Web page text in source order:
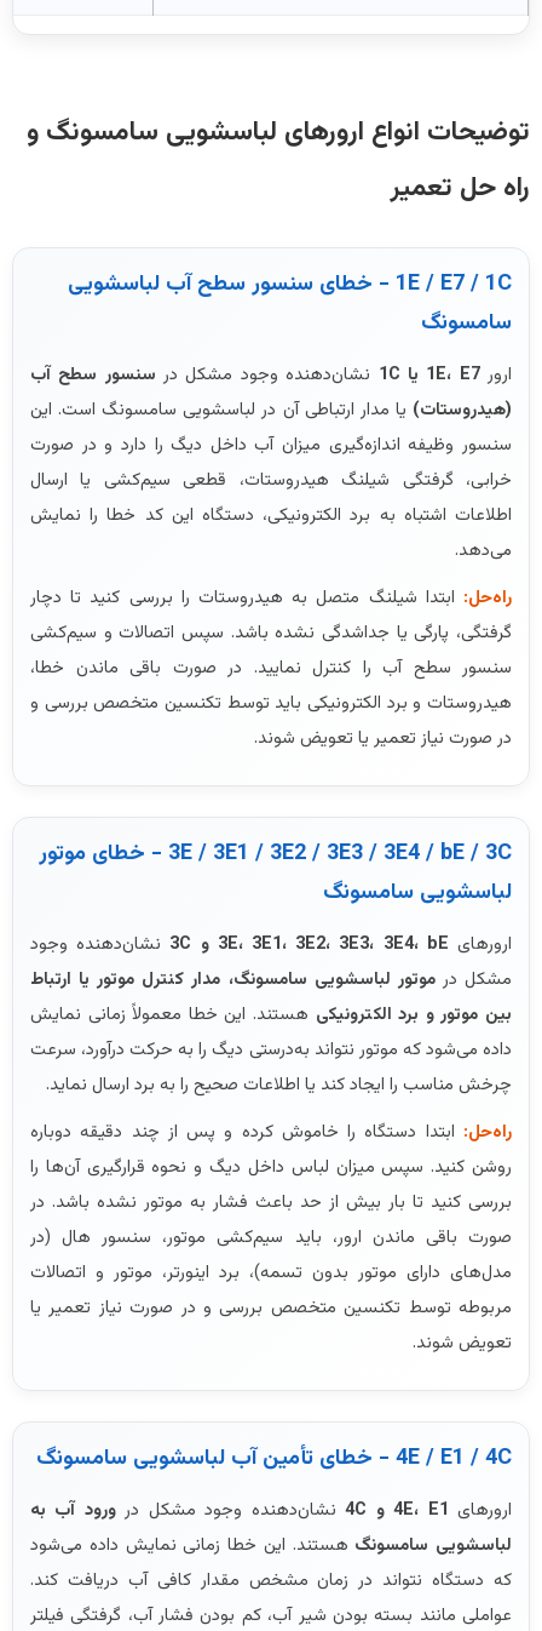
توضیحات انواع ارورهای لباسشویی سامسونگ و
راه حل تعمیر
1E / E7 / 1C - خطای سنسور سطح آب لباسشویی
سامسونگ
ارور1E، E7 یا 1C نشان‌دهنده وجود مشکل در سنسور سطح آب
(هیدروستات) یا مدار ارتباطی آن در لباسشویی سامسونگ است. این
سنسور وظیفه اندازه‌گیری میزان آب داخل دیگ را دارد و در صورت
خرابی، گرفتگی شیلنگ هیدروستات، قطعی سیم‌کشی یا ارسال
اطلاعات اشتباه به برد الکترونیکی، دستگاه این کد خطا را نمایش
می‌دهد.
راه‌حل: ابتدا شیلنگ متصل به هیدروستات را بررسی کنید تا دچار
گرفتگی، پارگی یا جداشدگی نشده باشد. سپس اتصالات و سیم‌کشی
سنسور سطح آب را کنترل نمایید. در صورت باقی ماندن خطا،
هیدروستات و برد الکترونیکی باید توسط تکنسین متخصص بررسی و
در صورت نیاز تعمیر یا تعویض شوند.
3E / 3E1 / 3E2 / 3E3 / 3E4 / bE / 3C - خطای موتور
لباسشویی سامسونگ
ارورهای 3E، 3E1، 3E2، 3E3، 3E4، bE و 3C
نشان‌دهنده وجود
مشکل درموتور لباسشویی سامسونگ، مدار کنترل موتور یا ارتباط
بین موتور و برد الکترونیکی هستند. این خطا معمولاً زمانی نمایش
داده می‌شود که موتور نتواند به‌درستی دیگ را به حرکت درآورد، سرعت
چرخش مناسب را ایجاد کند یا اطلاعات صحیح را به برد ارسال نماید.
راه‌حل: ابتدا دستگاه را خاموش کرده و پس از چند دقیقه دوباره
روشن کنید. سپس میزان لباس داخل دیگ و نحوه قرارگیری آن‌ها را
بررسی کنید تا بار بیش از حد باعث فشار به موتور نشده باشد. در
صورت باقی ماندن ارور، باید سیم‌کشی موتور، سنسور هال (در
مدل‌های دارای موتور بدون تسمه)، برد اینورتر، موتور و اتصالات
مربوطه توسط تکنسین متخصص بررسی و در صورت نیاز تعمیر یا
تعویض شوند.
4E / E1 / 4C - خطای تأمین آب لباسشویی سامسونگ
ارورهای 4E، E1 و 4C نشان‌دهنده وجود مشکل درورود آب به
لباسشویی سامسونگ هستند. این خطا زمانی نمایش داده می‌شود
که دستگاه نتواند در زمان مشخص مقدار کافی آب دریافت کند.
عواملی مانند بسته بودن شیر آب، کم بودن فشار آب، گرفتگی فیلتر